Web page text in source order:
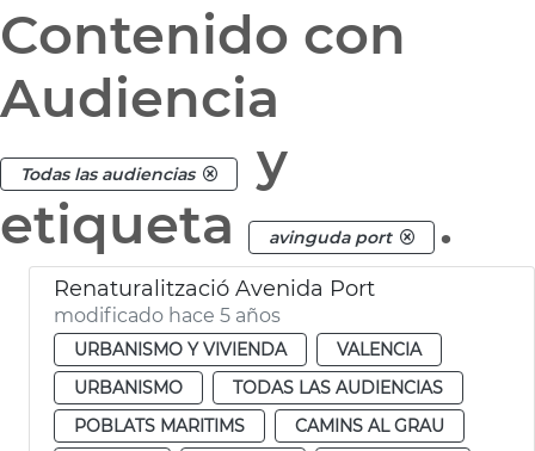
Contenido con
Audiencia
Todas las audiencias
y
etiqueta
avinguda port .
Renaturalització Avenida Port
modificado hace 5 años
URBANISMO Y VIVIENDA
VALENCIA
URBANISMO
TODAS LAS AUDIENCIAS
POBLATS MARITIMS
CAMINS AL GRAU